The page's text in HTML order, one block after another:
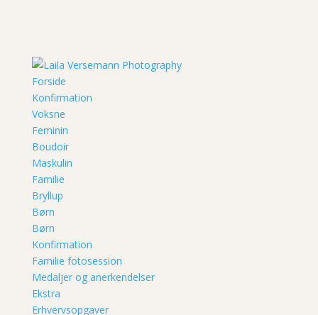
Forside
Konfirmation
Voksne
Feminin
Boudoir
Maskulin
Familie
Bryllup
Børn
Børn
Konfirmation
Familie fotosession
Medaljer og anerkendelser
Ekstra
Erhvervsopgaver